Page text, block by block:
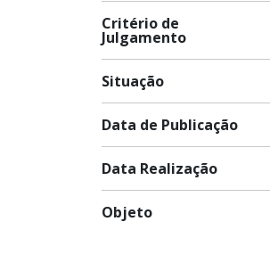
Critério de
Julgamento
Situação
Data de Publicação
Data Realização
Objeto